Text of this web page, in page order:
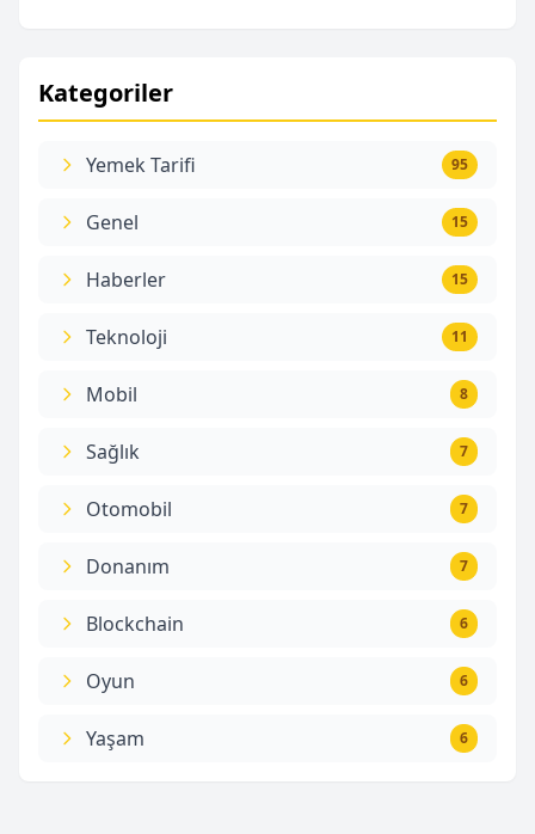
Kategoriler
Yemek Tarifi 95
Genel 15
Haberler 15
Teknoloji 11
Mobil 8
Sağlık 7
Otomobil 7
Donanım 7
Blockchain 6
Oyun 6
Yaşam 6